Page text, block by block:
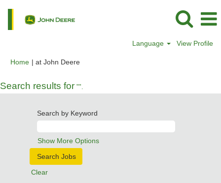
Language View Profile
Home | at John Deere(current
Search results for "".
Search by Keyword
Show More Options
Clear